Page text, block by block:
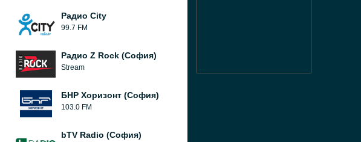
Pадио City
99.7 FM
Радио Z Rock (София)
Stream
БНР Хоризонт (София)
103.0 FM
bTV Radio (София)